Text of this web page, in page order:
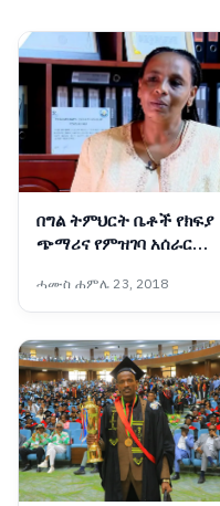
በግል ትምህርት ቤቶች የክፍያ
ጭማሪና የምዝገባ አሰራር
ነው፡- የአዲስ አበባ
ትምህርትና ሥልጠና ቁጥጥር
ባለስልጣን
ሓሙስ ሐምሌ 23, 2018